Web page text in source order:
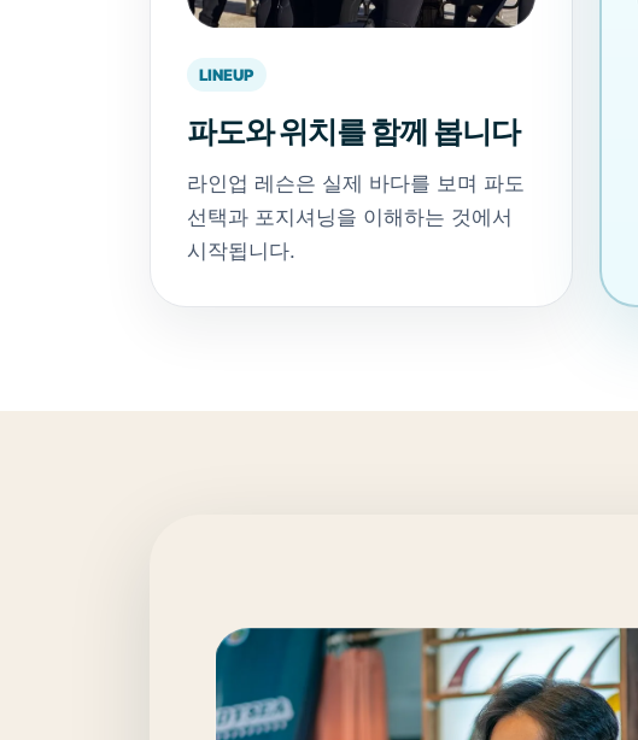
LINEUP
파도와 위치를 함께 봅니다
라인업 레슨은 실제 바다를 보며 파도
선택과 포지셔닝을 이해하는 것에서
시작됩니다.